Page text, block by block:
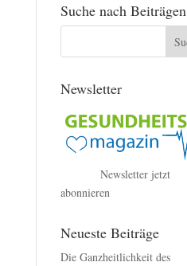
Suche nach Beiträgen
Newsletter
Newsletter jetzt
abonnieren
Neueste Beiträge
Die Ganzheitlichkeit des